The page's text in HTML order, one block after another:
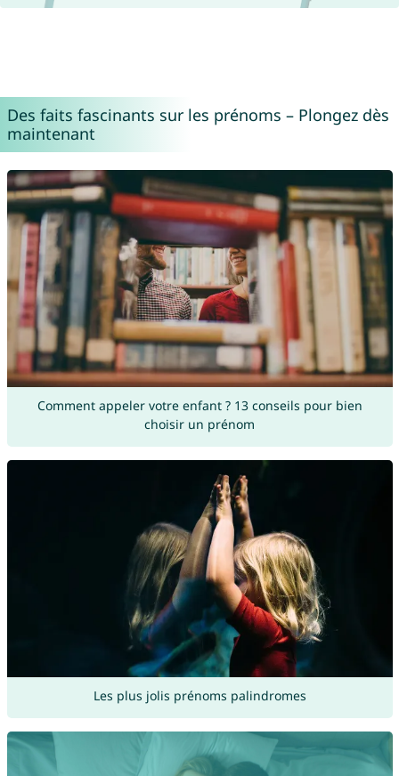
Des faits fascinants sur les prénoms – Plongez dès
maintenant
Comment appeler votre enfant ? 13 conseils pour bien
choisir un prénom
Les plus jolis prénoms palindromes